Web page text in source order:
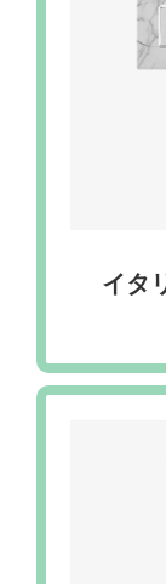
イタ